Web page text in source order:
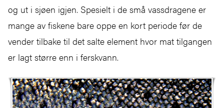
og ut i sjøen igjen. Spesielt i de små vassdragene er
mange av fiskene bare oppe en kort periode før de
vender tilbake til det salte element hvor mat tilgangen
er lagt større enn i ferskvann.